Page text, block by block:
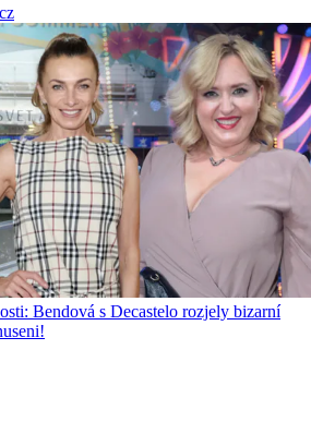
Bendová s Decastelo rozjely bizarní